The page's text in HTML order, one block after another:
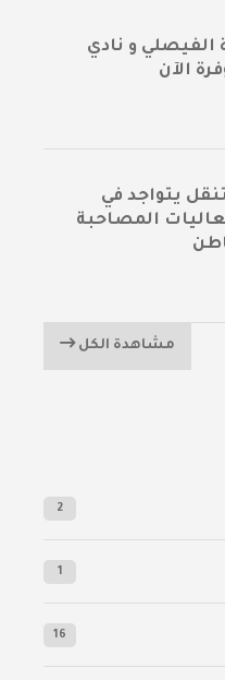
الفيصلي و نادي
الآن
يتواجد في
المصاحبة
مشاهدة الكل
2
1
16